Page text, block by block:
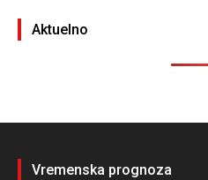
Aktuelno
Vremenska prognoza